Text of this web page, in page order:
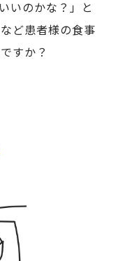
いのかな？」と
ど患者様の食事
すか？